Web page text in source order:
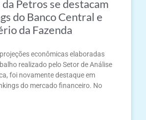
Petros se destacam
do Banco Central e
da Fazenda
econômicas elaboradas
realizado pelo Setor de Análise
foi novamente destaque em
do mercado financeiro. No